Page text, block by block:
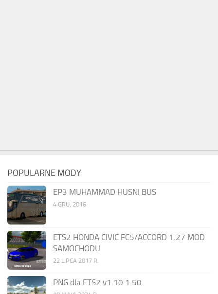
POPULARNE MODY
EP3 MUHAMMAD HUSNI BUS
4 GRU, 2016
ETS2 HONDA CIVIC FC5/ACCORD 1.27 MOD
SAMOCHODU
22 LIPCA 2017 R.
PNG dla ETS2 v1.10 1.50